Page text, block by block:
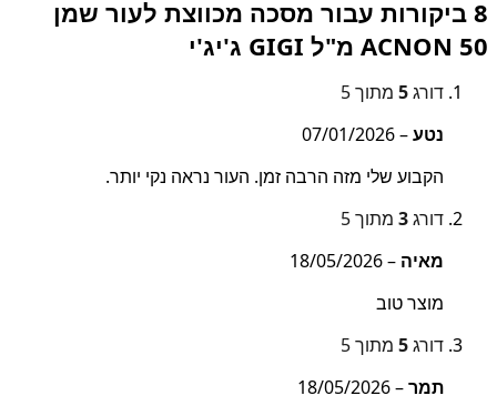
8 ביקורות עבור
מסכה מכווצת לעור שמן
ACNON 50 מ"ל GIGI ג'יג'י
דורג5 מתוך 5
נטע–
07/01/2026
הקבוע שלי מזה הרבה זמן. העור נראה נקי יותר.
דורג3 מתוך 5
מאיה –
18/05/2026
מוצר טוב
דורג5 מתוך 5
תמר–
18/05/2026